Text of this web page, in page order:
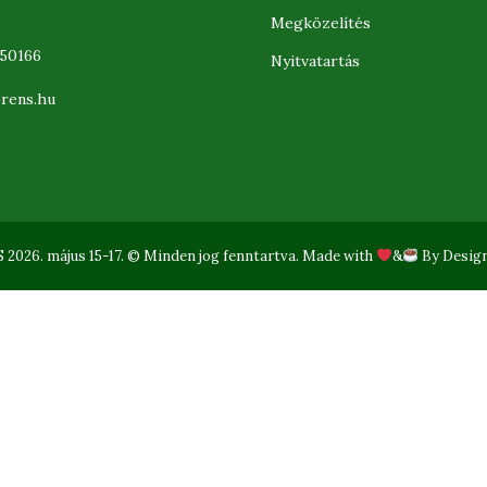
Megközelítés
Nyitvatartás
2026. május 15-17. © Minden jog fenntartva. Made with & By